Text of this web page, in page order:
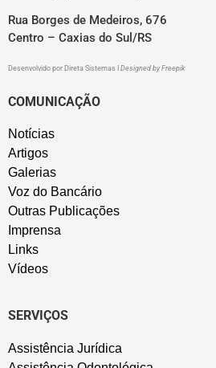
Rua Borges de Medeiros, 676
Centro – Caxias do Sul/RS
Desenvolvido por Direta Sistemas Designed by Freepik
COMUNICAÇÃO
Notícias
Artigos
Galerias
Voz do Bancário
Outras Publicações
Imprensa
Links
Vídeos
SERVIÇOS
Assistência Jurídica